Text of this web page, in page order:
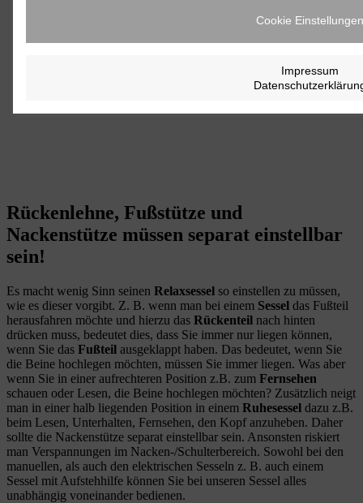
Rückenlehne, Fußstütze und
Nackenstütze müssen separat einstellbar
sein!
Es macht wenig Sinn seinen Relaxsessel so einstellen zu müssen,
wie es dieser vorgibt. Z. B. wenn man bei einem Sessel das Fußteil
herausfahren möchte und hierzu das Rückenteil nach hinten
drücken muss, bedeutet dies, dass Sie immer nur liegen können,
wenn Sie das Fußteil ausgeklappt haben. Das bedeutet, wenn Sie
die Beine hochlegen möchten, müssen Sie immer liegen. Was aber
wenn Sie in einer aufrechteren Position z.B. zum Fernsehen
schauen oder Lesen, die Beine hochlegen möchten? Zusätzlich neigt
man in einer halb liegenden Position in einem Ruhesessel dazu z.B.
beim Lesen, Unterhalten, Fernsehen, den Kopf anzuheben. Daher
sollte die Nackenstütze separat einstellbar sein. Ansonsten riskiert
man Verspannungen im Nacken-/Schulterbereich. Sowohl bei den
manuellen, als auch den elektrischen Sesseln z. B. auch einem
Sessel mit Aufstehhilfe können Sie bei unseren Sessel alles
unabhängig voneinander bedienen.
Cookie Einstellungen
Impressum